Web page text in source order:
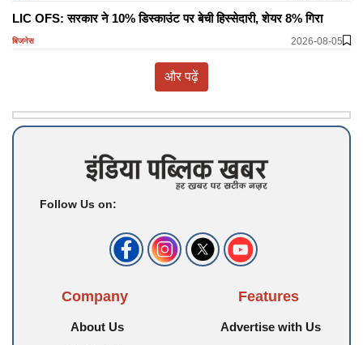
LIC OFS: सरकार ने 10% डिस्काउंट पर बेची हिस्सेदारी, शेयर 8% गिरा
बिजनेस 2026-08-05
और पढ़ें
Follow Us on:
Company
About Us
Features
Advertise with Us